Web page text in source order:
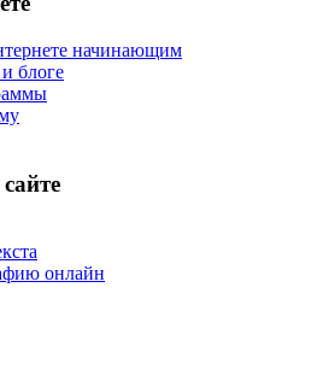
начинающим
блоге
онлайн